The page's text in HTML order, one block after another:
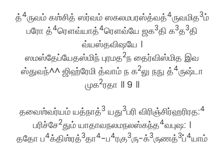
த்4ருவம் கஶ்சித் ஸர்வம் ஸகலமபரஸ்த்வத்4ருவமித3ம்
பரோ த்4ரௌவ்யாத்4ரௌவ்யே ஜக3தி க3த3தி
வ்யஸ்தவிஷயே ।
ஸமஸ்தேப்யேதஸ்மிந் புரமத2ந தைர்விஸ்மித இவ
ஸ்துவந்^^ ஜிஹ்ரேமி த்வாம் ந க2லு நநு த்4ருஷ்டா
முக2ரதா ॥ 9 ॥
தவைஶ்வர்யம் யத்நாத்3 யது3பரி விரிஞ்சிர்ஹரிரத:4
பரிச்சே2தும் யாதாவநலமநலஸ்கந்த4வபுஷ: ।
ததோ ப4க்திஶ்ரத்3தா4-ப4ரகு3ரு-க்3ருணத்3ப்4யாம்